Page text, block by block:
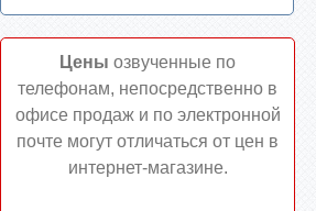
Цены озвученные по
телефонам, непосредственно в
офисе продаж и по электронной
почте могут отличаться от цен в
интернет-магазине.